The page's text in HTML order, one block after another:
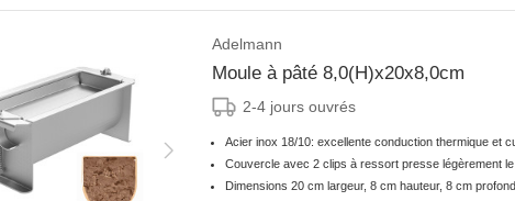
Adelmann
Moule à pâté 8,0(H)x20x8,0cm
2-4 jours ouvrés
Acier inox 18/10: excellente conduction thermique et
Couvercle avec 2 clips à ressort presse légèrement
Dimensions 20 cm largeur, 8 cm hauteur, 8 cm